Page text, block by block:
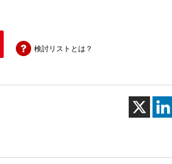
検討リストとは？